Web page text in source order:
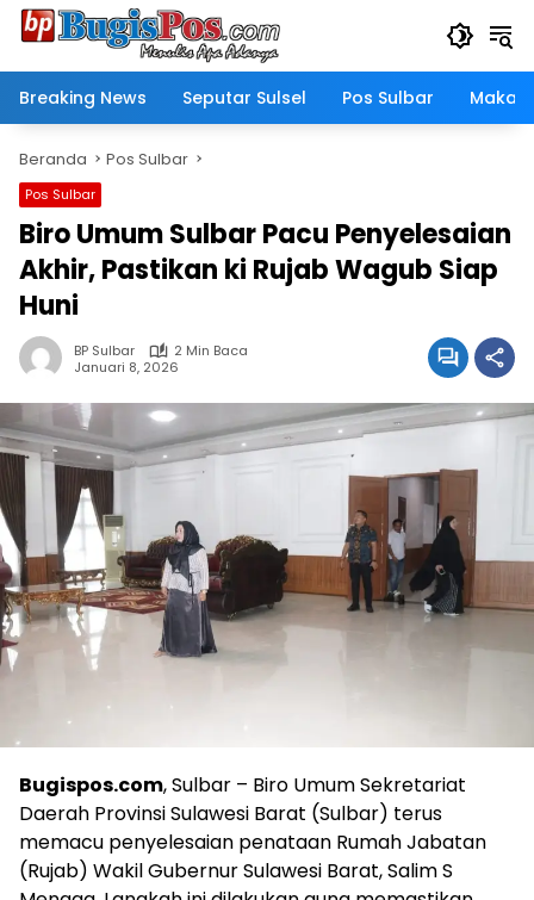
Langsung
Breaking News
Seputar Sulsel Pos Sulbar
Beranda Pos Sulbar
Pos Sulbar
Biro Umum Sulbar Pacu Penyelesaian
Akhir, Pastikan ki Rujab Wagub Siap
Huni
BP Sulbar
2 Min Baca
Januari 8, 2026
Bugispos.com, Sulbar – Biro Umum Sekretariat
Daerah Provinsi Sulawesi Barat (Sulbar) terus
memacu penyelesaian penataan Rumah Jabatan
(Rujab) Wakil Gubernur Sulawesi Barat, Salim S